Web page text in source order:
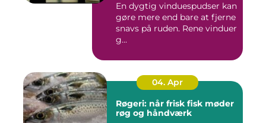
En dygtig vinduespudser kan
gøre mere end bare at fjerne
snavs på ruden. Rene vinduer
g...
04. Apr
Røgeri: når frisk fisk møder
røg og håndværk